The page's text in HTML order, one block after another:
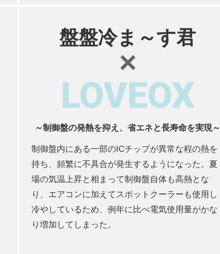
盤盤冷ま～す君
×
LOVEOX
～制御盤の発熱を抑え、省エネと長寿命を実現～
制御盤内にある一部のICチップが異常な程の熱を
持ち、頻繁に不具合が発生するようになった。夏
場の気温上昇と相まって制御盤自体も高熱とな
り、エアコンに加えてスポットクーラーも使用し
冷やしているため、例年に比べ電気使用量がかな
り増加してしまった。